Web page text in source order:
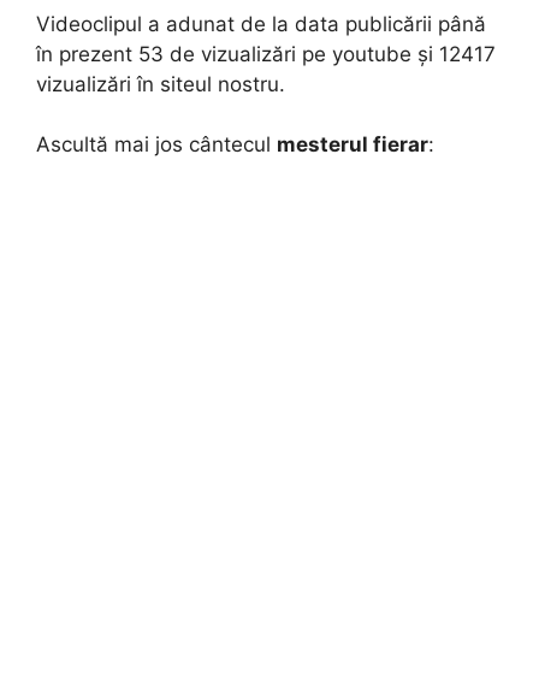
Videoclipul a adunat de la data publicării până
în prezent 53 de vizualizări pe youtube și 12417
vizualizări în siteul nostru.
Ascultă mai jos cântecul mesterul fierar: